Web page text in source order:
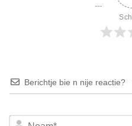
Berichtje bie n nije reactie?